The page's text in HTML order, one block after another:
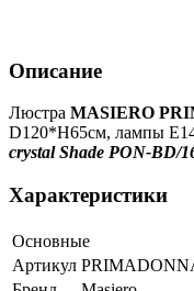
Описание
Люстра MASIERO
D120*H65см, лампы
crystal Shade PON-BD/
Характеристики
Основные
Артикул